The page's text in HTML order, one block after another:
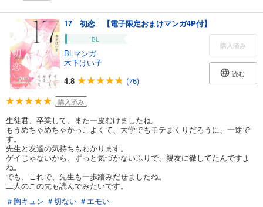
17 初恋 【電子限定おまけマンガ4P付】
BL
BLマンガ
木下けい子
4.8
(76)
購入済み
読む
購入済み
生徒君、卒業して、また一皮むけましたね。
もうめちゃめちゃかっこよくて、大学でもモテまくりだろうに、一途で
す。
先生と友達の気持ちもわかります。
ゲイじゃないから、ずっと気づかないふりで、親友に徹してたんですよ
ね。
でも、これで、先生も一歩踏みだせましたね。
二人のこの先も読んでみたいです。
＃胸キュン ＃切ない ＃エモい